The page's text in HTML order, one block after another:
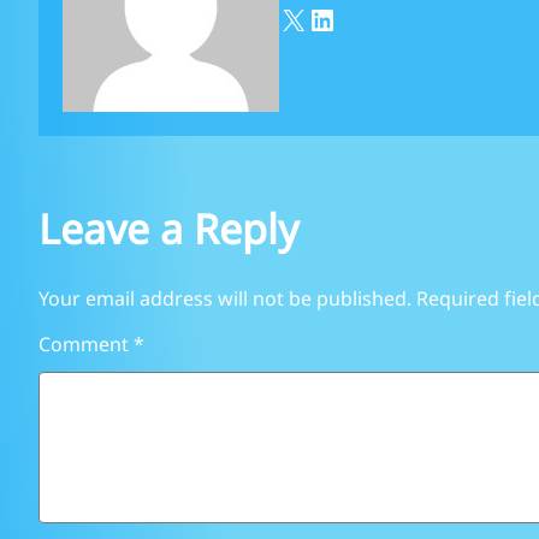
X LinkedIn
Leave a Reply
Your email address will not be published. Required
Comment*